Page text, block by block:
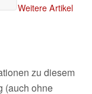
Weitere Artikel
zu diesem
(auch ohne